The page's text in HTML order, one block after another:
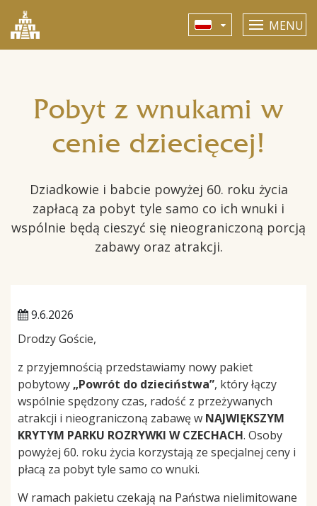
MENU
Pobyt z wnukami w
cenie dziecięcej!
Dziadkowie i babcie powyżej 60. roku życia
zapłacą za pobyt tyle samo co ich wnuki i
wspólnie będą cieszyć się nieograniczoną porcją
zabawy oraz atrakcji.
9.6.2026
Drodzy Goście,
z przyjemnością przedstawiamy nowy pakiet
pobytowy „Powrót do dzieciństwa”, który łączy
wspólnie spędzony czas, radość z przeżywanych
atrakcji i nieograniczoną zabawę w NAJWIĘKSZYM
KRYTYM PARKU ROZRYWKI W CZECHACH. Osoby
powyżej 60. roku życia korzystają ze specjalnej ceny i
płacą za pobyt tyle samo co wnuki.
W ramach pakietu czekają na Państwa nielimitowane